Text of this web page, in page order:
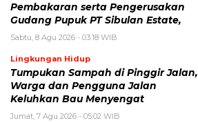
Pembakaran serta Pengerusakan
Gudang Pupuk PT Sibulan Estate,
Sabtu, 8 Agu 2026 - 03:18 WIB
Lingkungan Hidup
Tumpukan Sampah di Pinggir Jalan,
Warga dan Pengguna Jalan
Keluhkan Bau Menyengat
Jumat, 7 Agu 2026 - 05:02 WIB